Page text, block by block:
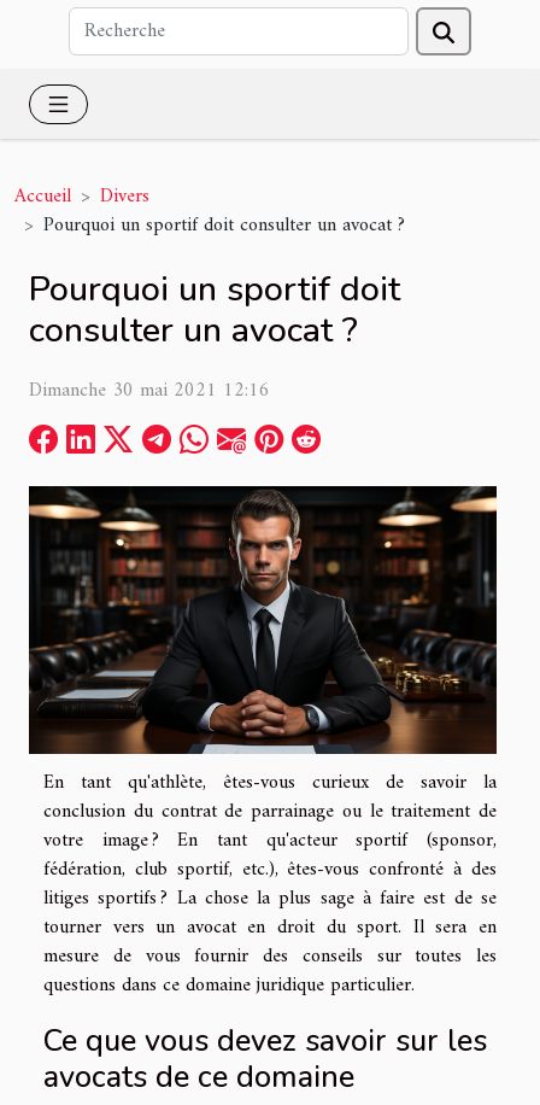
Accueil
Divers
Pourquoi un sportif doit consulter un avocat ?
Pourquoi un sportif doit
consulter un avocat ?
Dimanche 30 mai 2021 12:16
En tant qu'athlète, êtes-vous curieux de savoir la
conclusion du contrat de parrainage ou le traitement de
votre image ? En tant qu'acteur sportif (sponsor,
fédération, club sportif, etc.), êtes-vous confronté à des
litiges sportifs ? La chose la plus sage à faire est de se
tourner vers un avocat en droit du sport. Il sera en
mesure de vous fournir des conseils sur toutes les
questions dans ce domaine juridique particulier.
Ce que vous devez savoir sur les
avocats de ce domaine